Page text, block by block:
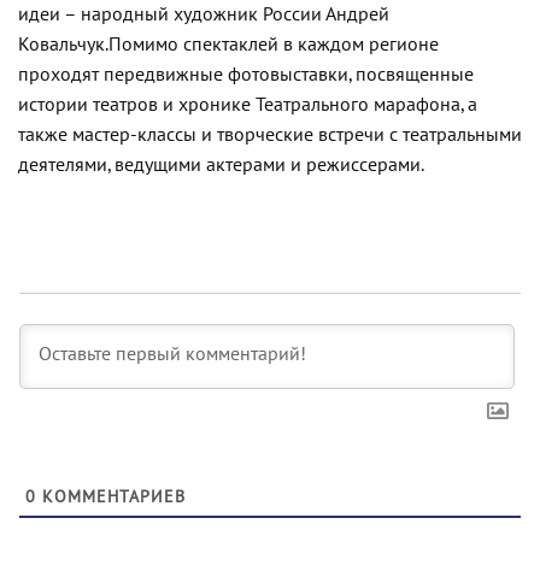
идеи – народный художник России Андрей
Ковальчук.Помимо спектаклей в каждом регионе
проходят передвижные фотовыставки, посвященные
истории театров и хронике Театрального марафона, а
также мастер-классы и творческие встречи с театральными
деятелями, ведущими актерами и режиссерами.
0 КОММЕНТАРИЕВ